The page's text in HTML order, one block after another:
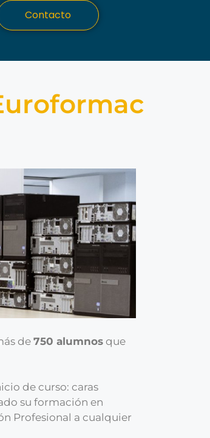
Contacto
de750 alumnos que
de curso: caras
su formación en
Profesional a cualquier